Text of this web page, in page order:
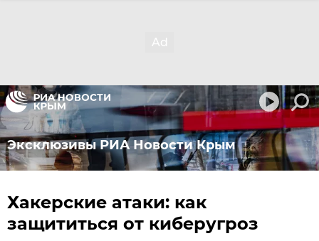
Эксклюзивы РИА Новости Крым
Хакерские атаки: как
защититься от киберугроз